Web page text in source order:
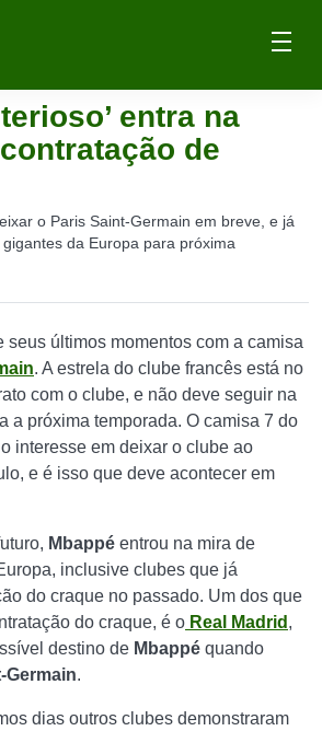
entra na
de
o Paris Saint-Germain em breve, e já
da Europa para próxima
seus últimos momentos com a camisa
. A estrela do clube francês está no
com o clube, e não deve seguir na
a próxima temporada. O camisa 7 do
interesse em deixar o clube ao
e é isso que deve acontecer em
Mbappé entrou na mira de
inclusive clubes que já
do craque no passado. Um dos que
do craque, é o Real Madrid ,
destino de Mbappé quando
Germain.
dias outros clubes demonstraram